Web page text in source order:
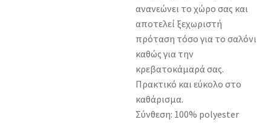
ανανεώνει το χώρο σας και
αποτελεί ξεχωριστή
πρόταση τόσο για το σαλόνι
καθώς για την
κρεβατοκάμαρά σας.
Πρακτικό και εύκολο στο
καθάρισμα.
Σύνθεση: 100% polyester